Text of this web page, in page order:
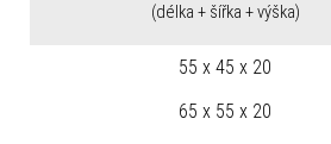
(délka + šířka + výška)
55 x 45 x 20
65 x 55 x 20